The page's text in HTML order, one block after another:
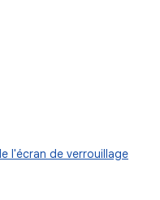
l'écran de verrouillage